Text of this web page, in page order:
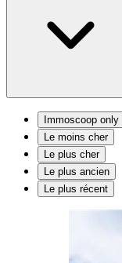
Immoscoop only
Le moins cher
Le plus cher
Le plus ancien
Le plus récent